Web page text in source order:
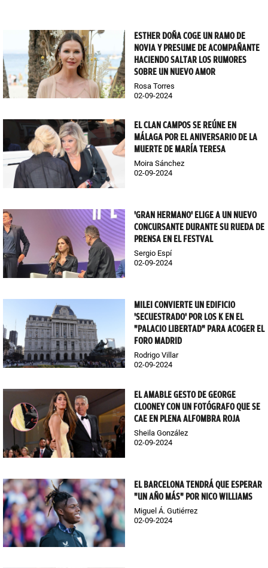
ESTHER DOÑA COGE UN RAMO DE
NOVIA Y PRESUME DE ACOMPAÑANTE
HACIENDO SALTAR LOS RUMORES
SOBRE UN NUEVO AMOR
Rosa Torres
02-09-2024
EL CLAN CAMPOS SE REÚNE EN
MÁLAGA POR EL ANIVERSARIO DE LA
MUERTE DE MARÍA TERESA
Moira Sánchez
02-09-2024
'GRAN HERMANO' ELIGE A UN NUEVO
CONCURSANTE DURANTE SU RUEDA DE
PRENSA EN EL FESTVAL
Sergio Espí
02-09-2024
MILEI CONVIERTE UN EDIFICIO
'SECUESTRADO' POR LOS K EN EL
"PALACIO LIBERTAD" PARA ACOGER EL
FORO MADRID
Rodrigo Villar
02-09-2024
EL AMABLE GESTO DE GEORGE
CLOONEY CON UN FOTÓGRAFO QUE SE
CAE EN PLENA ALFOMBRA ROJA
Sheila González
02-09-2024
EL BARCELONA TENDRÁ QUE ESPERAR
"UN AÑO MÁS" POR NICO WILLIAMS
Miguel Á. Gutiérrez
02-09-2024